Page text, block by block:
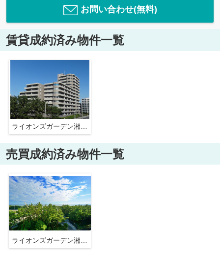
お問い合わせ(無料)
賃貸成約済み物件一覧
売買成約済み物件一覧